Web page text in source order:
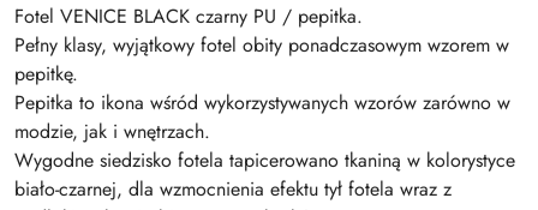
Fotel VENICE BLACK czarny PU / pepitka.
Pełny klasy, wyjątkowy fotel obity ponadczasowym wzorem w
pepitkę.
Pepitka to ikona wśród wykorzystywanych wzorów zarówno w
modzie, jak i wnętrzach.
Wygodne siedzisko fotela tapicerowano tkaniną w kolorystyce
biało-czarnej, dla wzmocnienia efektu tył fotela wraz z